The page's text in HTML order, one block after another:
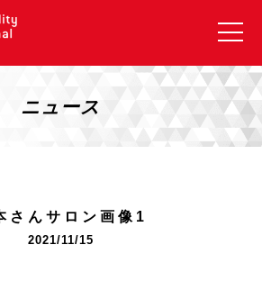
エキスパートコース
ニュース
さんサロン画像1
2021/11/15